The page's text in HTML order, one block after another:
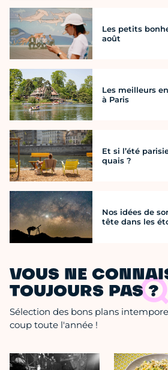
Les petits
août
Les meilleurs
à Paris
Et si l’été
quais ?
Nos idées de
tête dans les
VOUS NE
TOUJOURS PAS ?
Sélection des bons plans
coup toute l'année !